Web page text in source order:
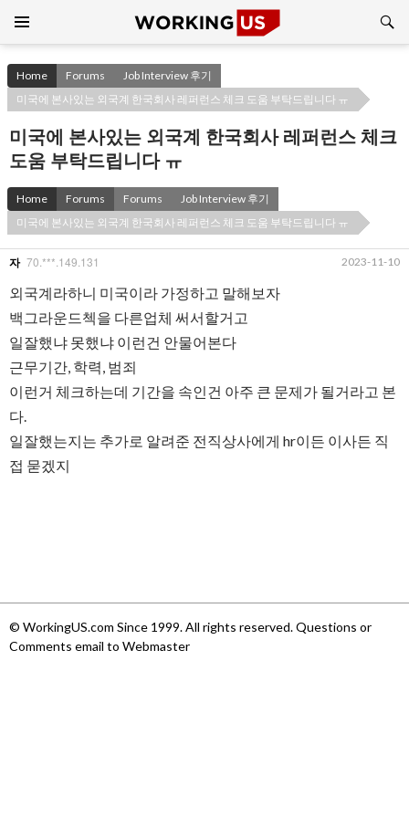
CONTENT
Home Forums
Job Interview 후기
미국에 본사있는 외국계 한국회사 레퍼런스 체크 도움 부탁드립니다 ㅠ
미국에 본사있는 외국계 한국회사 레퍼런스 체크
도움 부탁드립니다 ㅠ
Home Forums Forums
Job Interview 후기
미국에 본사있는 외국계 한국회사 레퍼런스 체크 도움 부탁드립니다 ㅠ
자 70.***.149.131 2023-11-10
외국계라하니 미국이라 가정하고 말해보자
백그라운드첵을 다른업체 써서할거고
일잘했냐 못했냐 이런건 안물어본다
근무기간, 학력, 범죄
이런거 체크하는데 기간을 속인건 아주 큰 문제가 될거라고 본
다.
일잘했는지는 추가로 알려준 전직상사에게 hr이든 이사든 직
접 묻겠지
© WorkingUS.com Since 1999. All rights reserved. Questions or
Comments email to Webmaster